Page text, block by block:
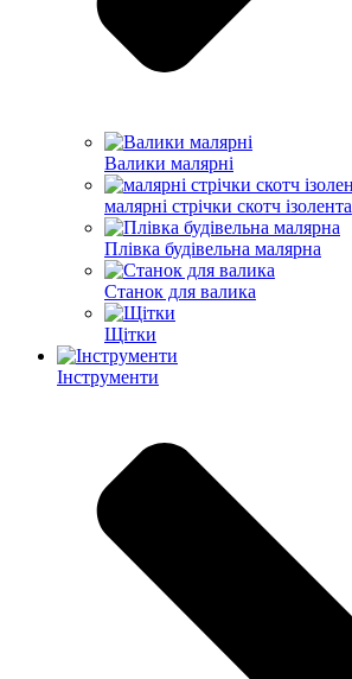
Валики малярні
малярні стрічки скотч ізолента
Плівка будівельна малярна
Станок для валика
Щітки
Інструменти